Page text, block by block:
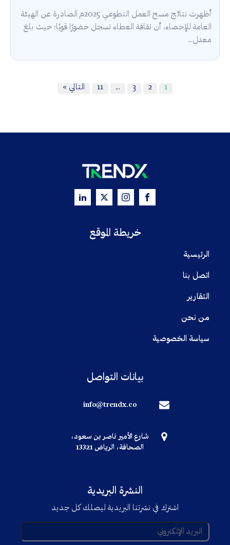
أظهرت نتائج مسح العمل التطوعي 2025م الصادرة عن الهيئة
العامة للإحصاء، أن ثقافة العطاء تسجل حضورًا قويًا؛ حيث بلغ
معدل...
1
2
3
…
11 التالي »
خريطة الموقع
الرئيسية
اتصل بنا
التقارير
من نحن
سياسة الخصوصية
بيانات التواصل
info@trendx.co
شارع الأمير ناصر بن سعود،
الصحافة، الرياض 13321
النشرة البريدية
اشترك في نشرتنا البريدية ليصلك كل جديد